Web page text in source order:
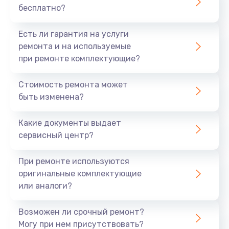
Заказать
Не заряжается
Восстановление после попадания влаги
Заказать
бесплатно?
Есть ли гарантия на услуги
ремонта и на используемые
при ремонте комплектующие?
Стоимость ремонта может
быть изменена?
Какие документы выдает
сервисный центр?
При ремонте используются
оригинальные комплектующие
или аналоги?
Возможен ли срочный ремонт?
Могу при нем присутствовать?